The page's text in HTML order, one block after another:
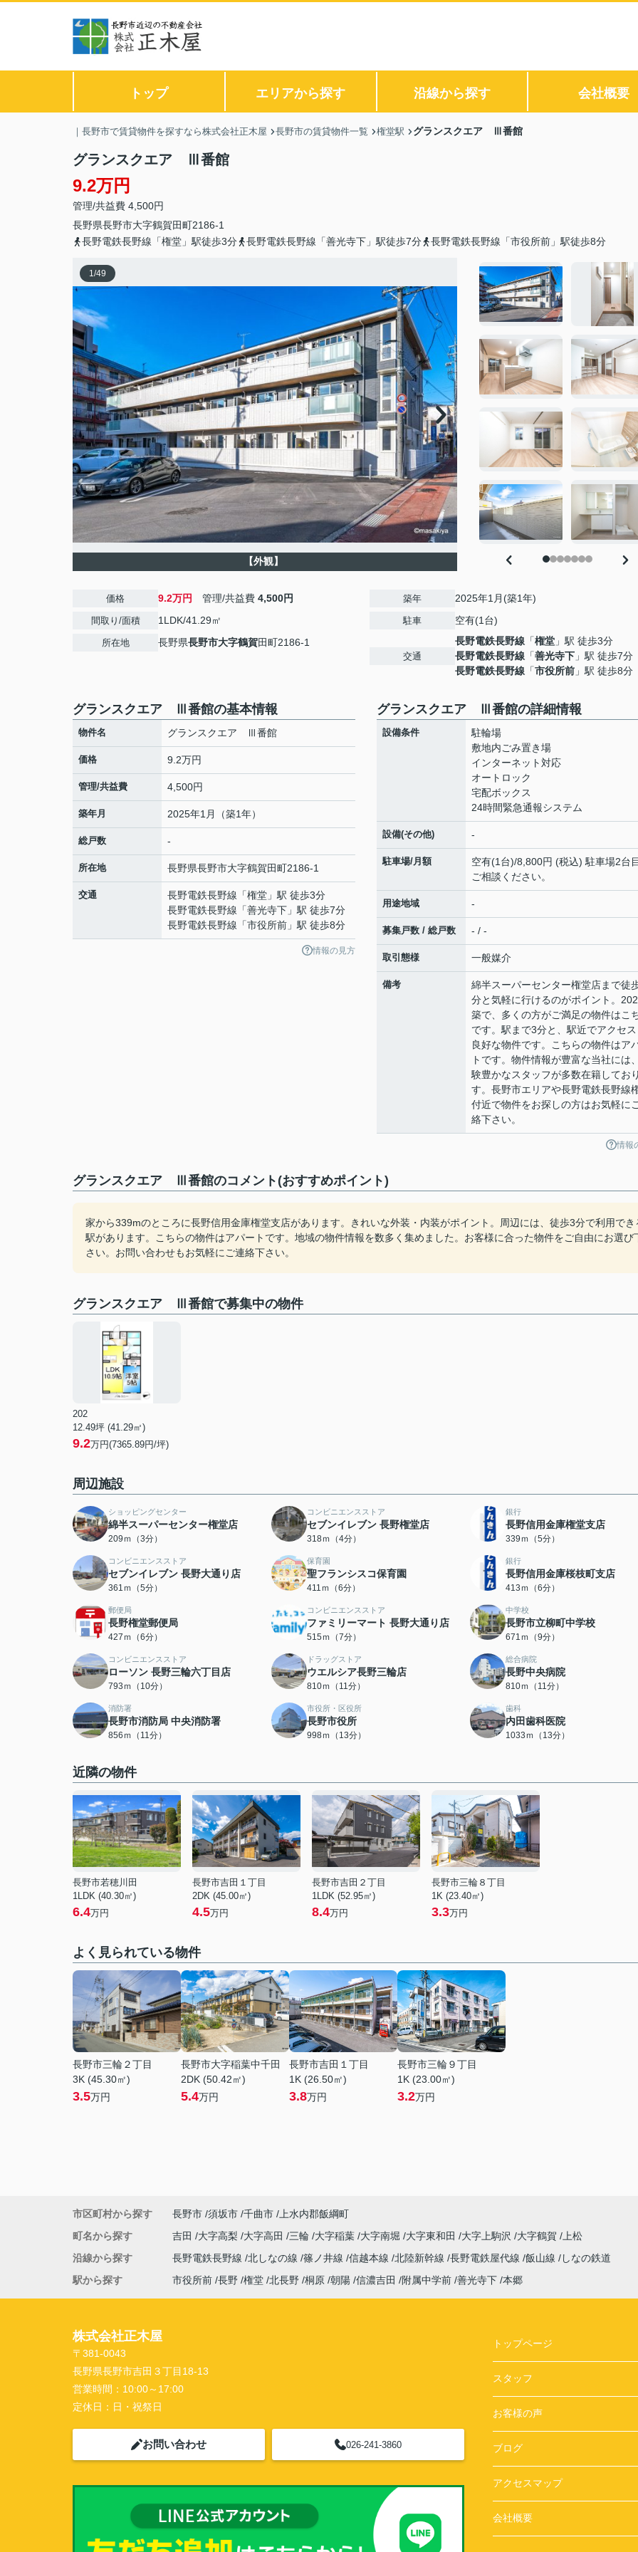
トップ エリアから探す 沿線から探す 会社概要
｜長野市で賃貸物件を探すなら株式会社正木屋 長野市の賃貸物件一覧 権堂駅 グランスクエア Ⅲ番館
グランスクエア Ⅲ番館
9.2万円
管理/共益費 4,500円
長野県長野市大字鶴賀田町2186-1
長野電鉄長野線「権堂」駅徒歩3分
長野電鉄長野線「善光寺下」駅徒歩7分 長野電鉄長野線「市役所前」駅徒歩8分
1/49
【外観】
価格 9.2万円 管理/共益費 4,500円
間取り/面積 1LDK/41.29㎡
所在地 長野県長野市大字鶴賀田町2186-1
築年 2025年1月(築1年)
駐車 空有(1台)
交通
長野電鉄長野線 「権堂 」駅 徒歩3分
長野電鉄長野線 「善光寺下 」駅 徒歩7分
長野電鉄長野線 「市役所前 」駅 徒歩8分
グランスクエア Ⅲ番館の基本情報
物件名 グランスクエア Ⅲ番館
価格 9.2万円
管理/共益費 4,500円
築年月 2025年1月（築1年）
総戸数 -
所在地 長野県長野市大字鶴賀田町2186-1
交通 長野電鉄長野線 「権堂 」駅 徒歩3分
長野電鉄長野線 「善光寺下 」駅 徒歩7分
長野電鉄長野線 「市役所前 」駅 徒歩8分
情報の見方
グランスクエア Ⅲ番館の詳細情報
設備条件
駐輪場
敷地内ごみ置き場
インターネット対応
オートロック
宅配ボックス
24時間緊急通報システム
設備(その他) -
駐車場/月額
空有(1台)/8,800円 (税込) 駐車場2台
ご相談ください。
用途地域 -
募集戸数 / 総戸数 - / -
取引態様 一般媒介
備考
綿半スーパーセンター権堂店まで徒
分と気軽に行けるのがポイント。
築で、多くの方がご満足の物件はこ
です。駅まで3分と、駅近でアクセ
良好な物件です。こちらの物件はア
トです。物件情報が豊富な当社には
験豊かなスタッフが多数在籍してお
す。長野市エリアや長野電鉄長野線
付近で物件をお探しの方はお気軽に
絡下さい。
情報
グランスクエア Ⅲ番館のコメント(おすすめポイント)
家から339mのところに長野信用金庫権堂支店があります。きれいな外装・内装がポイント。周辺には、徒歩3分で利用でき
駅があります。こちらの物件はアパートです。地域の物件情報を数多く集めました。お客様に合った物件をご自由にお選び
さい。お問い合わせもお気軽にご連絡下さい。
グランスクエア Ⅲ番館で募集中の物件
202
12.49坪 (41.29㎡)
9.2万円(7365.89円/坪)
周辺施設
ショッピングセンター
綿半スーパーセンター権堂店
209ｍ（3分）
コンビニエンスストア
セブンイレブン 長野権堂店
318ｍ（4分）
銀行
長野信用金庫権堂支店
339ｍ（5分）
コンビニエンスストア
セブンイレブン 長野大通り店
361ｍ（5分）
保育園
聖フランシスコ保育園
411ｍ（6分）
銀行
長野信用金庫桜枝町支店
413ｍ（6分）
郵便局
長野権堂郵便局
427ｍ（6分）
コンビニエンスストア
ファミリーマート 長野大通り店
515ｍ（7分）
中学校
長野市立柳町中学校
671ｍ（9分）
コンビニエンスストア
ローソン 長野三輪六丁目店
793ｍ（10分）
ドラッグストア
ウエルシア長野三輪店
810ｍ（11分）
総合病院
長野中央病院
810ｍ（11分）
消防署
長野市消防局 中央消防署
856ｍ（11分）
市役所・区役所
長野市役所
998ｍ（13分）
歯科
内田歯科医院
1033ｍ（13分）
近隣の物件
長野市若穂川田
1LDK (40.30㎡)
6.4万円
長野市吉田１丁目
2DK (45.00㎡)
4.5万円
長野市吉田２丁目
1LDK (52.95㎡)
8.4万円
長野市三輪８丁目
1K (23.40㎡)
3.3万円
よく見られている物件
長野市三輪２丁目
3K (45.30㎡)
3.5万円
長野市大字稲葉中千田
2DK (50.42㎡)
5.4万円
長野市吉田１丁目
1K (26.50㎡)
3.8万円
長野市三輪９丁目
1K (23.00㎡)
3.2万円
市区町村から探す 長野市 須坂市 千曲市
上水内郡飯綱町
町名から探す
吉田 大字高梨 大字高田 三輪 大字稲葉 大字南堀 大字東和田 大字上駒沢 大字鶴賀
上松
沿線から探す
長野電鉄長野線 北しなの線 篠ノ井線 信越本線 北陸新幹線 長野電鉄屋代線 飯山線
しなの鉄道
駅から探す
市役所前 長野 権堂 北長野 桐原 朝陽 信濃吉田 附属中学前 善光寺下 本郷
株式会社正木屋
〒381-0043
長野県長野市吉田３丁目18-13
営業時間： 10:00～17:00
定休日： 日・祝祭日
お問い合わせ 026-241-3860
トップページ
スタッフ
お客様の声
ブログ
アクセスマップ
会社概要